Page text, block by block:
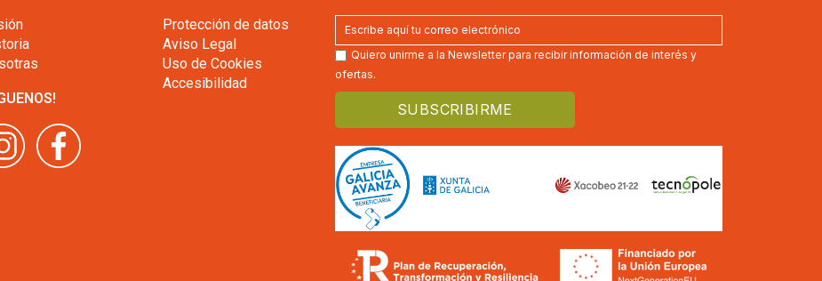
Protección de datos
Aviso Legal
Uso de Cookies
Accesibilidad
Quiero unirme a la Newsletter para recibir información de interés y
ofertas.